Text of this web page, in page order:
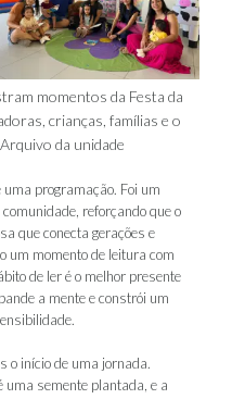
momentos da Festa da
crianças, famílias e o
da unidade
programação. Foi um
reforçando que o
que conecta gerações e
um momento de leitura com
de ler é o melhor presente
a mente e constrói um
o início de uma jornada.
uma semente plantada, e a